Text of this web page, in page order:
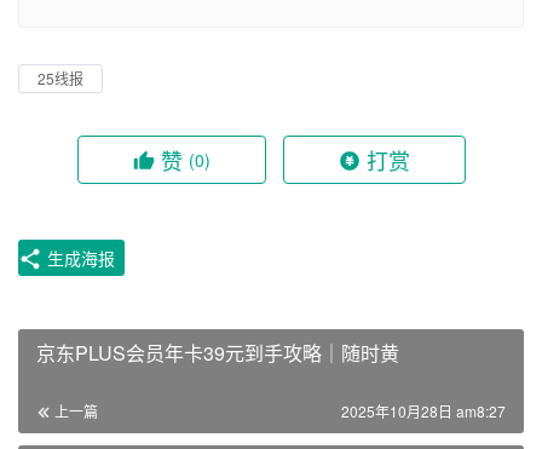
25线报
赞 (0) 打赏
生成海报
京东PLUS会员年卡39元到手攻略｜随时黄
上一篇 2025年10月28日 am8:27